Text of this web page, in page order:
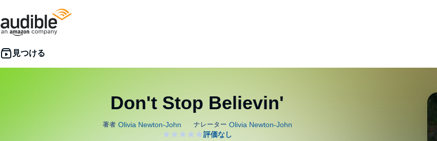
Don't Stop Believin'